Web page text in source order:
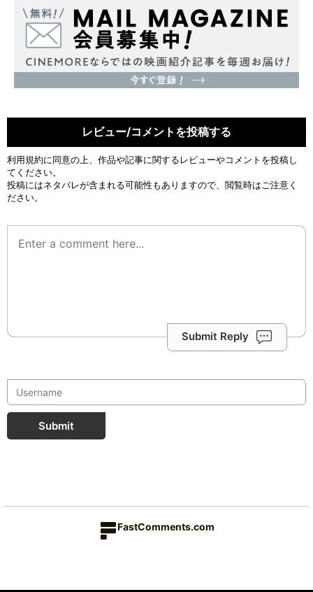
レビュー/コメントを投稿する
利用規約に同意の上、作品や記事に関するレビューやコメントを投稿し
てください。
投稿にはネタバレが含まれる可能性もありますので、閲覧時はご注意く
ださい。
Submit Reply
Submit
FastComments.com